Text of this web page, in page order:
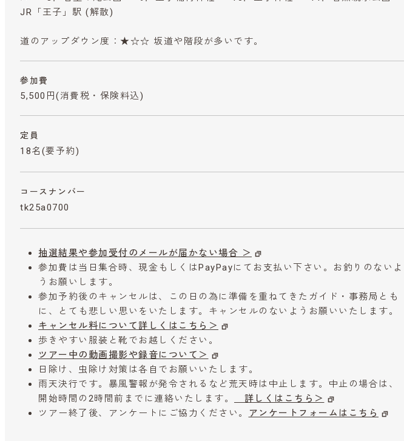
JR「王子」駅 (解散)
道のアップダウン度：★☆☆ 坂道や階段が多いです。
参加費
5,500円 (消費税・保険料込)
定員
18名(要予約)
コースナンバー
tk25a0700
抽選結果や参加受付のメールが届かない場合 ＞
参加費は当日集合時、現金もしくはPayPayにてお支払い下さい。お釣りのないよ
うお願いします。
参加予約後のキャンセルは、この日の為に準備を重ねてきたガイド・事務局とも
に、とても悲しい思いをいたします。キャンセルのないようお願いいたします。
キャンセル料について詳しくはこちら＞
歩きやすい服装と靴でお越しください。
ツアー中の動画撮影や録音について＞
日除け、虫除け対策は各自でお願いいたします。
雨天決行です。暴風警報が発令されるなど荒天時は中止します。中止の場合は、
開始時間の2時間前までに連絡いたします。
詳しくはこちら＞
ツアー終了後、アンケートにご協力ください。
アンケートフォームはこちら